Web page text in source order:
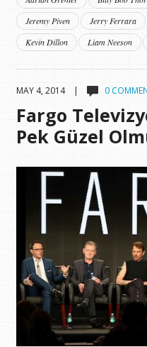
Jeremy Piven
Jerry Ferrara
Kevin Dillon
Liam Neeson
MAY 4, 2014 | 0
Fargo
Pek Güzel